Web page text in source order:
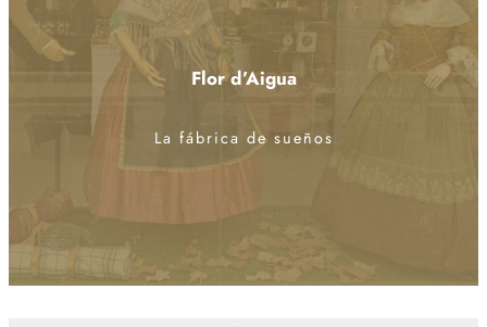
Flor d’Aigua
La fábrica de sueños